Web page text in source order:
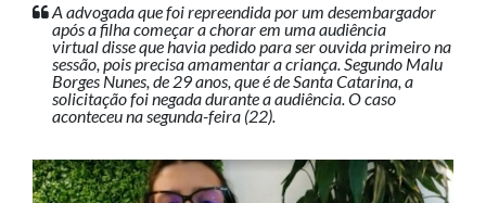
A advogada que foi repreendida por um desembargador
após a filha começar a chorar em uma audiência
virtual disse que havia pedido para ser ouvida primeiro na
sessão, pois precisa amamentar a criança. Segundo Malu
Borges Nunes, de 29 anos, que é de Santa Catarina, a
solicitação foi negada durante a audiência. O caso
aconteceu na segunda-feira (22).